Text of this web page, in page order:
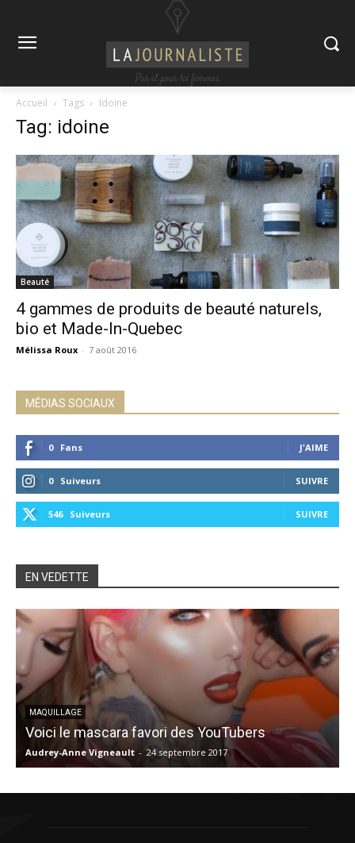
Accueil Tags Idoine
Tag: idoine
Beauté
4 gammes de produits de beauté naturels,
bio et Made-In-Quebec
Mélissa Roux - 7 août 2016
MÉDIAS SOCIAUX
0 Fans J'AIME
0 Suiveurs SUIVRE
546 Suiveurs SUIVRE
EN VEDETTE
MAQUILLAGE
Voici le mascara favori des YouTubers
Audrey-Anne Vigneault - 24 septembre 2017